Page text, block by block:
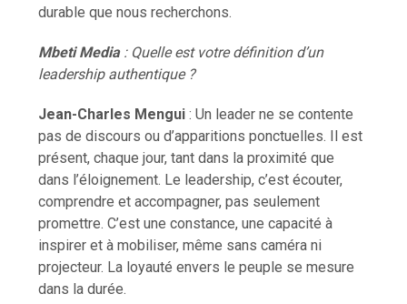
durable que nous recherchons.
Mbeti Media: Quelle est votre définition d’un
leadership authentique ?
Jean-Charles Mengui : Un leader ne se contente
pas de discours ou d’apparitions ponctuelles. Il est
présent, chaque jour, tant dans la proximité que
dans l’éloignement. Le leadership, c’est écouter,
comprendre et accompagner, pas seulement
promettre. C’est une constance, une capacité à
inspirer et à mobiliser, même sans caméra ni
projecteur. La loyauté envers le peuple se mesure
dans la durée.